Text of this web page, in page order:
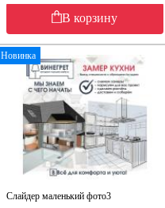
В корзину
Новинка
Слайдер маленький фото3